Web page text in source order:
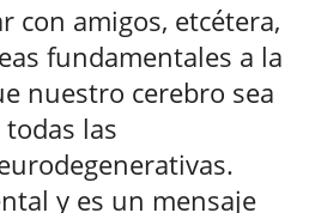
con amigos, etcétera,
fundamentales a la
nuestro cerebro sea
las
y es un mensaje